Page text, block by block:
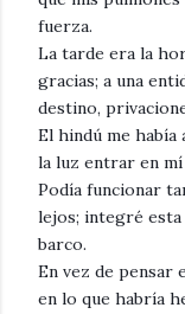
fuerza.
La tarde era la
gracias; a una
destino,
El hindú me había
la luz entrar en
Podía funcionar
lejos; integré
barco.
En vez de pensar
en lo que habría